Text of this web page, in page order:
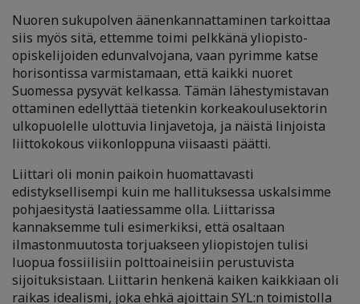
Nuoren sukupolven äänenkannattaminen tarkoittaa
siis myös sitä, ettemme toimi pelkkänä yliopisto-
opiskelijoiden edunvalvojana, vaan pyrimme katse
horisontissa varmistamaan, että kaikki nuoret
Suomessa pysyvät kelkassa. Tämän lähestymistavan
ottaminen edellyttää tietenkin korkeakoulusektorin
ulkopuolelle ulottuvia linjavetoja, ja näistä linjoista
liittokokous viikonloppuna viisaasti päätti.
Liittari oli monin paikoin huomattavasti
edistyksellisempi kuin me hallituksessa uskalsimme
pohjaesitystä laatiessamme olla. Liittarissa
kannaksemme tuli esimerkiksi, että osaltaan
ilmastonmuutosta torjuakseen yliopistojen tulisi
luopua fossiilisiin polttoaineisiin perustuvista
sijoituksistaan. Liittarin henkenä kaiken kaikkiaan oli
raikas idealismi, joka ehkä ajoittain SYL:n toimistolla